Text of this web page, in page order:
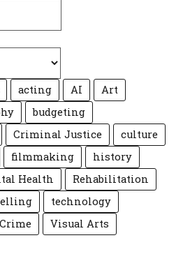
acting AI
Art
budgeting
Criminal Justice
culture
filmmaking
history
Health
Rehabilitation
technology
Visual Arts